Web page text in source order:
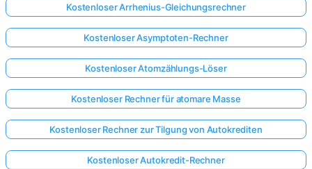
Kostenloser Arrhenius-Gleichungsrechner
Kostenloser Asymptoten-Rechner
Kostenloser Atomzählungs-Löser
Kostenloser Rechner für atomare Masse
Kostenloser Rechner zur Tilgung von Autokrediten
Kostenloser Autokredit-Rechner